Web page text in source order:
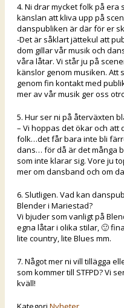
4. Ni drar mycket folk på era
känslan att kliva upp på
danspubliken är där för er
-Det är såklart jättekul att
dom gillar vår musik och
våra låtar. Vi står ju på
känslor genom musiken. Att
genom fin kontakt med
mer av vår musik ger oss
5. Hur ser ni på återväxten
– Vi hoppas det ökar och att
folk…det får bara inte bli
dans… för då är det många
som inte klarar sig. Vore ju
mer om dansband och om
6. Slutligen. Vad kan
Blender i Mariestad?
Vi bjuder som vanligt på
egna låtar i olika stilar,🙂
lite country, lite Blues mm.
7. Något mer ni vill tillägga
som kommer till STFPD? Vi
kväll!